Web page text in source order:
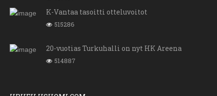
K-Vantaa tasoitti otteluvoitot
515286
20-vuotias Turkuhalli on nyt HK Areena
514887